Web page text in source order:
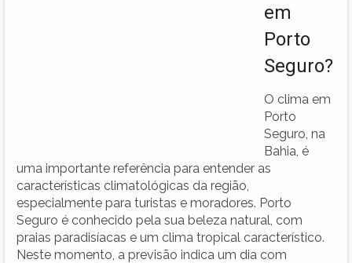
em
Porto
Seguro?
O clima em
Porto
Seguro, na
Bahia, é
uma importante referência para entender as
características climatológicas da região,
especialmente para turistas e moradores. Porto
Seguro é conhecido pela sua beleza natural, com
praias paradisíacas e um clima tropical característico.
Neste momento, a previsão indica um dia com